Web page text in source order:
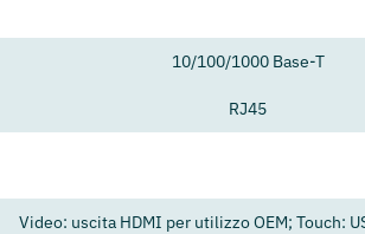
10/100/1000 Base-T
RJ45
Video: uscita HDMI per utilizzo OEM; Touch: